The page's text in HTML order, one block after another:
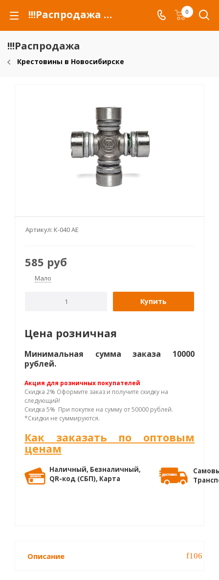
!!!Распродажа для автомобилей российских марок и сельхозтехники 0
!!!Распродажа
Крестовины в Новосибирске
Артикул: К-040 AE
585 руб
Мало
Купить
Цена розничная
Минимальная сумма заказа 10000
рублей.
Акция для розничных покупателей
Скидка 2% Оформите заказ и получите скидку на
следующий!
Скидка 5% При покупке на сумму от 50000 рублей.
*Скидки не суммируются.
Как заказать по оптовым
ценам
Наличный, Безналичный,
QR-код (СБП), Карта
Описание